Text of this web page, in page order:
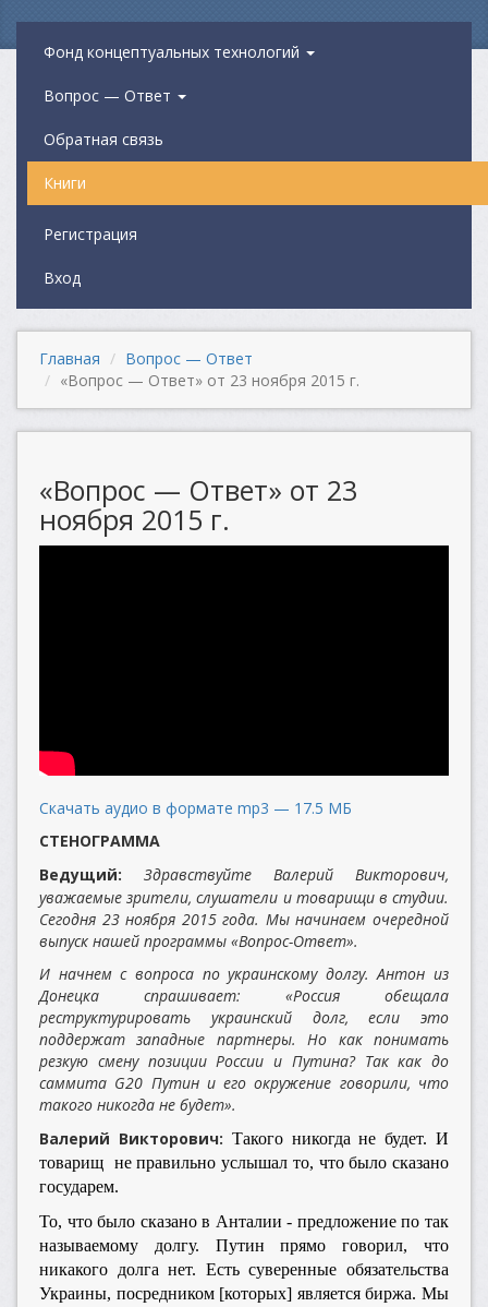
Фонд концептуальных технологий
Вопрос — Ответ
Обратная связь
Книги
Регистрация
Вход
Главная
Вопрос — Ответ
«Вопрос — Ответ» от 23 ноября 2015 г.
«Вопрос — Ответ» от 23
ноября 2015 г.
Скачать аудио в формате mp3 — 17.5 МБ
СТЕНОГРАММА
Ведущий:
Здравствуйте Валерий Викторович,
уважаемые зрители, слушатели и товарищи в студии.
Сегодня 23 ноября 2015 года. Мы начинаем очередной
выпуск нашей программы «Вопрос-Ответ».
И начнем с вопроса по украинскому долгу. Антон из
Донецка спрашивает: «Россия обещала
реструктурировать украинский долг, если это
поддержат западные партнеры. Но как понимать
резкую смену позиции России и Путина? Так как до
саммита G20 Путин и его окружение говорили, что
такого никогда не будет».
Валерий Викторович: Такого никогда не будет. И
товарищ не правильно услышал то, что было сказано
государем.
То, что было сказано в Анталии - предложение по так
называемому долгу. Путин прямо говорил, что
никакого долга нет. Есть суверенные обязательства
Украины, посредником [которых] является биржа. Мы